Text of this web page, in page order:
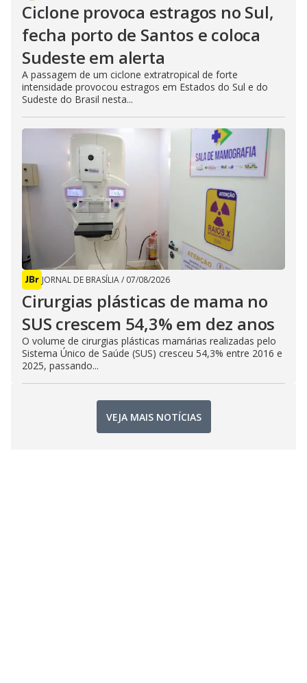
Ciclone provoca estragos no Sul,
fecha porto de Santos e coloca
Sudeste em alerta
A passagem de um ciclone extratropical de forte
intensidade provocou estragos em Estados do Sul e do
Sudeste do Brasil nesta...
JORNAL DE BRASÍLIA/ 07/08/2026
Cirurgias plásticas de mama no
SUS crescem 54,3% em dez anos
O volume de cirurgias plásticas mamárias realizadas pelo
Sistema Único de Saúde (SUS) cresceu 54,3% entre 2016 e
2025, passando...
VEJA MAIS NOTÍCIAS